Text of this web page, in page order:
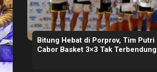
Bitung Hebat di Porprov, Tim Putri
Cabor Basket 3×3 Tak Terbendung